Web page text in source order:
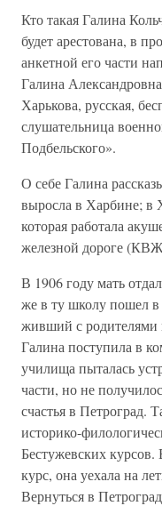
Кто такая Галина
будет арестована, в
анкетной его части
Галина
Харькова, русская,
слушательница
Подбельского».
О себе Галина
выросла в Харбине; в
которая работала
железной дороге
В 1906 году мать
же в ту школу пошел
живший с
Галина поступила в
училища пыталась
части, но не
счастья в Петроград.
историко-
Бестужевских курсов.
курс, она уехала на
Вернуться в